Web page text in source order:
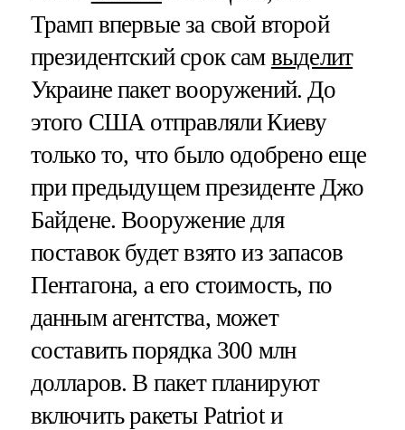
Трамп впервые за свой второй
президентский срок сам выделит
Украине пакет вооружений. До
этого США отправляли Киеву
только то, что было одобрено еще
при предыдущем президенте Джо
Байдене. Вооружение для
поставок будет взято из запасов
Пентагона, а его стоимость, по
данным агентства, может
составить порядка 300 млн
долларов. В пакет планируют
включить ракеты Patriot и